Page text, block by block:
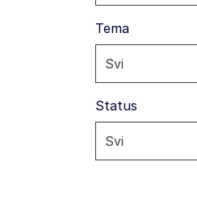
Tema
Status